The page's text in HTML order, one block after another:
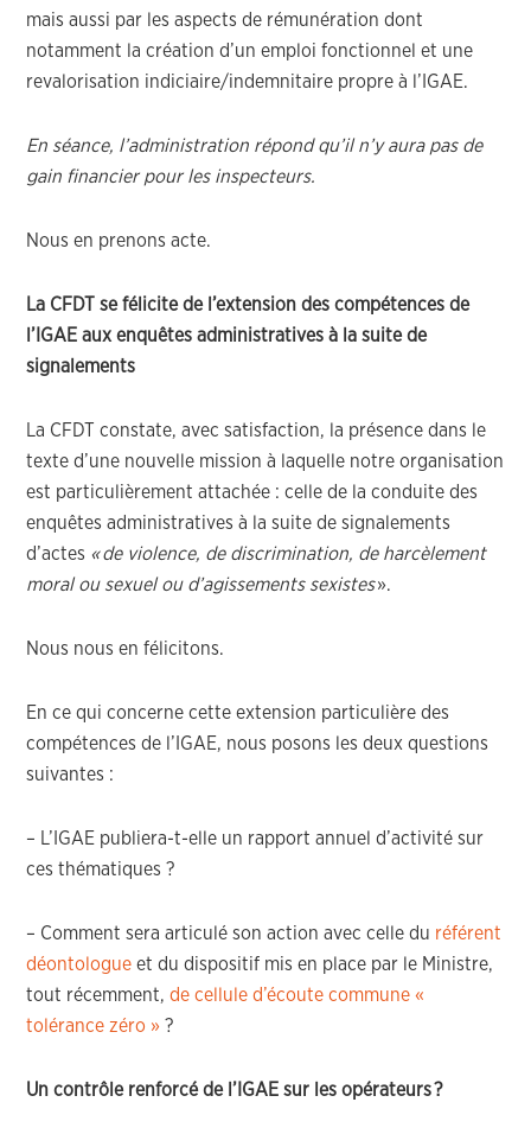
mais aussi par les aspects de rémunérationdont
notamment la création d’unemploi fonctionnel et une
revalorisation indiciaire/indemnitaire propre à l’IGAE.
En séance, l’administration répond qu’il n’y aura pas de
gain financier pour les inspecteurs.
Nous en prenons acte.
La CFDT se félicite de l’extension des compétences de
l’IGAE aux enquêtes administrativesà la suite de
signalements
La CFDT constate, avec satisfaction, la présence dans le
texte d’une nouvelle mission à laquelle notre organisation
est particulièrementattachée :celle de la conduite des
enquêtes administratives à la suite de signalements
d’actes «de violence, de discrimination, de harcèlement
moral ou sexuel ou d’agissements sexistes».
Nous nousenfélicitons.
En ce qui concerne cette extension particulièredes
compétences de l’IGAE, nous posons les deux questions
suivantes :
–
L’IGAE publiera-t-elle un rapport annuel d’activité sur
ces thématiques ?
– Comment sera articulé son action avec celle du référent
déontologue et du dispositif mis en place par le Ministre,
tout récemment, de cellule d’écoute commune «
tolérance zéro » ?
Un contrôle renforcé de l’IGAE sur lesopérateurs?